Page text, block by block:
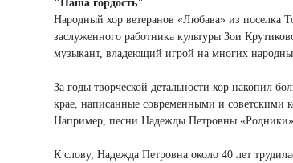
"Наша гордость"
Народный хор ветеранов «Любава» из поселка
заслуженного работника культуры Зои
музыкант, владеющий игрой на многих
За годы творческой детальности хор накопил
крае, написанные современными и советскими
Например, песни Надежды Петровны
К слову, Надежда Петровна около 40 лет